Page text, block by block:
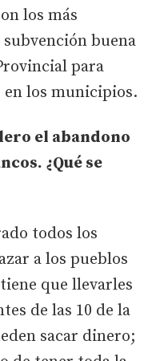
los más
buena
para
los municipios.
el abandono
¿Qué se
todos los
a los pueblos
que llevarles
de las 10 de la
sacar dinero;